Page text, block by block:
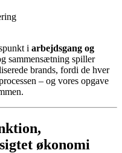
i arbejdsgang og
sammensætning spiller
brands, fordi de hver
– og vores opgave
økonomi